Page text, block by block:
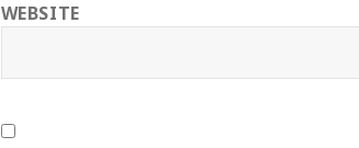
WEBSITE